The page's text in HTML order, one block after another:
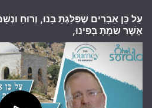
עַל כֵּן אֵבָרִים שֶׁפִּלַּגְתָּ בָּנוּ, וְרוּחַ
אֲשֶׁר שַׂמְתָּ בְּפִינוּ,